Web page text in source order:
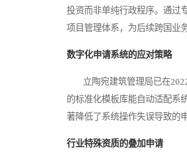
投资而非单纯行政程序。通过
项目管理体系，为后续跨国业
数字化申请系统的应对策略
立陶宛建筑管理局已在2022
的标准化模板库能自动适配系
著降低了系统操作失误导致的
行业特殊资质的叠加申请